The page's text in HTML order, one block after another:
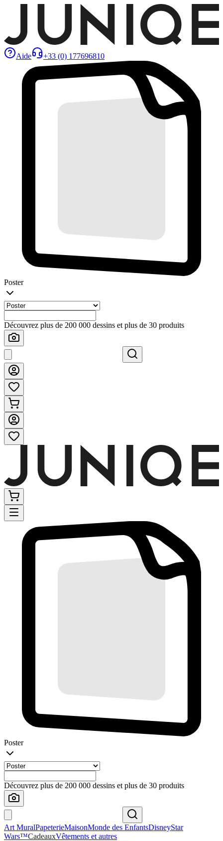
Aide +33 (0) 177696810
Poster
Découvrez plus de 200 000 dessins et plus de 30 produits
Poster
Découvrez plus de 200 000 dessins et plus de 30 produits
Art MuralPapeterieMaisonMonde des EnfantsDisneyStar
Wars™CadeauxVêtements et autres